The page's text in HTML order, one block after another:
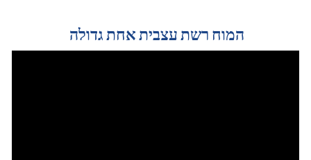
המוח רשת עצבית אחת גדולה